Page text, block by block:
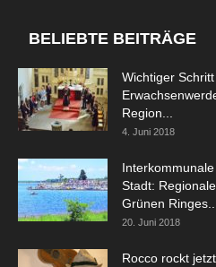
BELIEBTE BEITRÄGE
Wichtiger
Region...
4. Juni 2018
Stadt:
Grünen
20. Juni 2018
Rocco rockt